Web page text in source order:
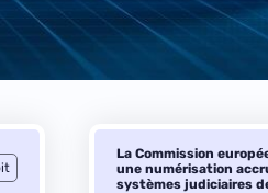
La Commission
une numérisation
systèmes judiciaires